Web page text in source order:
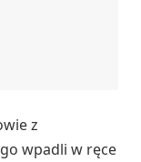
z
wpadli w ręce